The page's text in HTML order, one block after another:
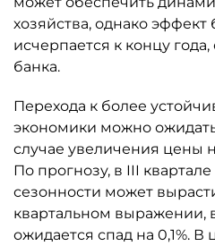
хозяйства, однако
исчерпается к концу
банка.
Перехода к более
экономики можно
случае увеличения цены
По прогнозу, в III
сезонности может
квартальном выражении,
ожидается спад на 0,1%.